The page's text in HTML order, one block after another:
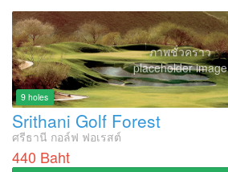
ภาพชั่วคราว
placeholder image
9 holes
Srithani Golf Forest
ศรีธานี กอล์ฟ ฟอเรสต์
440 Baht